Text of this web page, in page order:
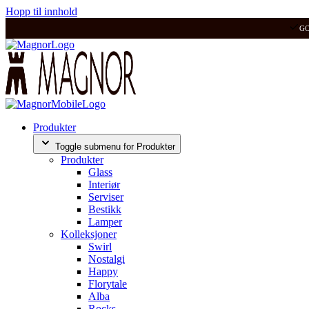
Hopp til innhold
Produkter
Toggle submenu for Produkter
Produkter
Glass
Interiør
Serviser
Bestikk
Lamper
Kolleksjoner
Swirl
Nostalgi
Happy
Florytale
Alba